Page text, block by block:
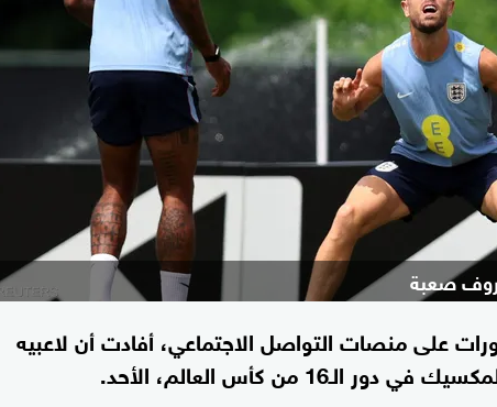
صعبة
على منصات التواصل الاجتماعي، أفادت أن لاعبيه
من كأس العالم، الأحد.